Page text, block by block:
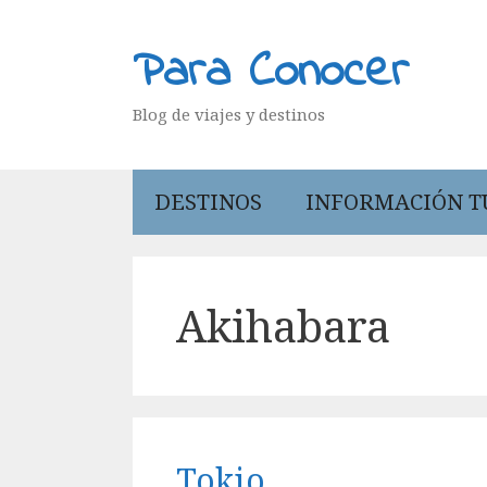
Para Conocer
Blog de viajes y destinos
DESTINOS INFORMACIÓN
Akihabara